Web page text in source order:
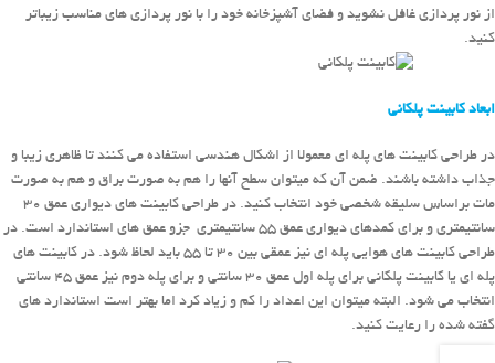
از نور پردازی غافل نشوید و فضای آشپزخانه خود را با نور پردازی های مناسب زیباتر
کنید.
ابعاد کابینت پلکانی
در طراحی کابینت های پله ای معمولا از اشکال هندسی استفاده می کنند تا ظاهری زیبا و
جذاب داشته باشند. ضمن آن که میتوان سطح آنها را هم به صورت براق و هم به صورت
مات براساس سلیقه شخصی خود انتخاب کنید. در طراحی کابینت های دیواری عمق 30
سانتیمتری و برای کمدهای دیواری عمق 55 سانتیمتری جزو عمق های استاندارد است. در
طراحی کابینت های هوایی پله ای نیز عمقی بین 30 تا 55 باید لحاظ شود. در کابینت های
پله ای یا کابینت پلکانی برای پله اول عمق 30 سانتی و برای پله دوم نیز عمق 45 سانتی
انتخاب می شود. البته میتوان این اعداد را کم و زیاد کرد اما بهتر است استاندارد های
گفته شده را رعایت کنید.